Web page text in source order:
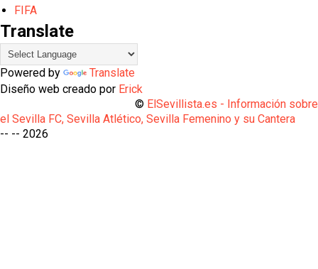
FIFA
Translate
Powered by
Translate
Diseño web creado por Erick
© ElSevillista.es - Información sobre
el Sevilla FC, Sevilla Atlético, Sevilla Femenino y su Cantera
-- -- 2026